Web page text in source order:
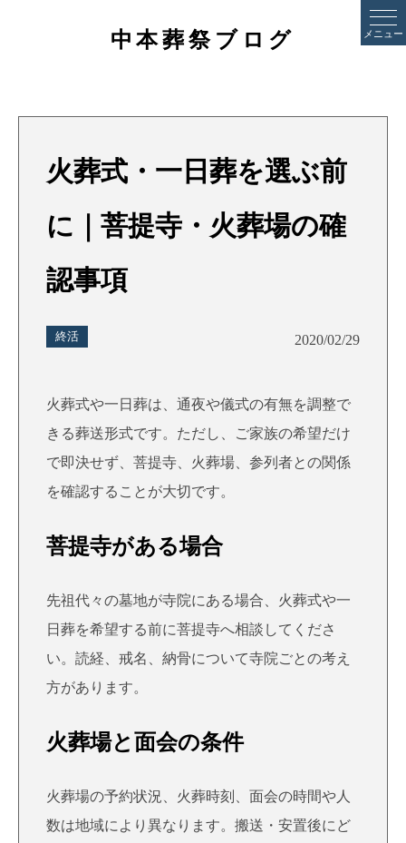
メニュー
中本葬祭ブログ
火葬式・一日葬を選ぶ前
に｜菩提寺・火葬場の確
認事項
終活 2020/02/29
火葬式や一日葬は、通夜や儀式の有無を調整で
きる葬送形式です。ただし、ご家族の希望だけ
で即決せず、菩提寺、火葬場、参列者との関係
を確認することが大切です。
菩提寺がある場合
先祖代々の墓地が寺院にある場合、火葬式や一
日葬を希望する前に菩提寺へ相談してくださ
い。読経、戒名、納骨について寺院ごとの考え
方があります。
火葬場と面会の条件
火葬場の予約状況、火葬時刻、面会の時間や人
数は地域により異なります。搬送・安置後にど